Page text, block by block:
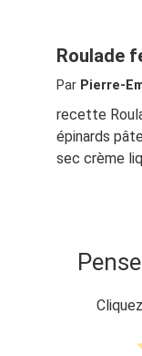
Roulade
Par Pierre-
recette
épinards
sec crème